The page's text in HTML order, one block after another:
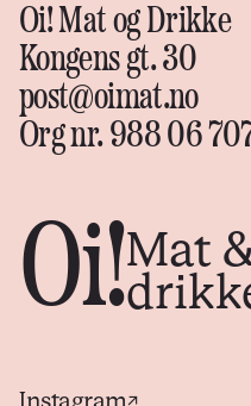
Oi! Mat og Drikke
Kongens gt. 30
post@oimat.no
Org nr. 988 06
↗
Oi!Mat &